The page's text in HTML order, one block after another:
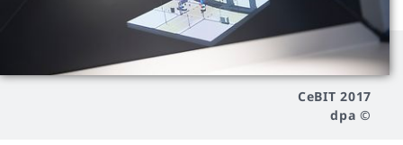
CeBIT 2017
© dpa